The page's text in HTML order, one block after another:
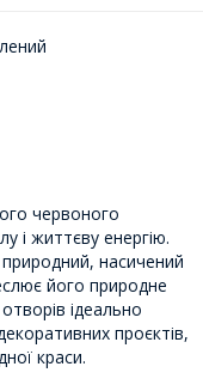
червоного
і життєву енергію.
насичений
його природне
ідеально
проєктів,
краси.